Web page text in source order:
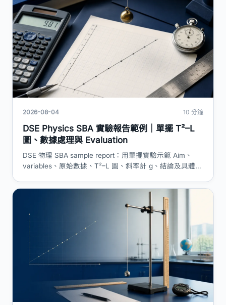
2026-08-04 10 分鐘
DSE Physics SBA 實驗報告範例｜單擺 T²–L
圖、數據處理與 Evaluation
DSE 物理 SBA sample report：用單擺實驗示範 Aim、
variables、原始數據、T²–L 圖、斜率計 g、結論及具體誤